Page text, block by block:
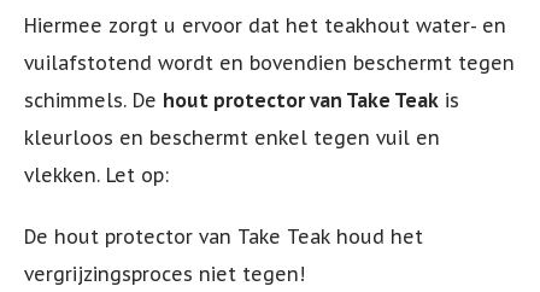
Hiermee zorgt u ervoor dat het teakhout water- en
vuilafstotend wordt en bovendien beschermt tegen
schimmels. De hout protector van Take Teak is
kleurloos en beschermt enkel tegen vuil en
vlekken. Let op:
De hout protector van Take Teak houd het
vergrijzingsproces niet tegen!